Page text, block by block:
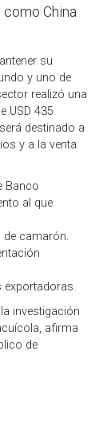
China
su
y uno de
realizó una
USD 435
destinado a
y a la venta
Banco
al que
de camarón.
exportadoras.
investigación
afirma
de